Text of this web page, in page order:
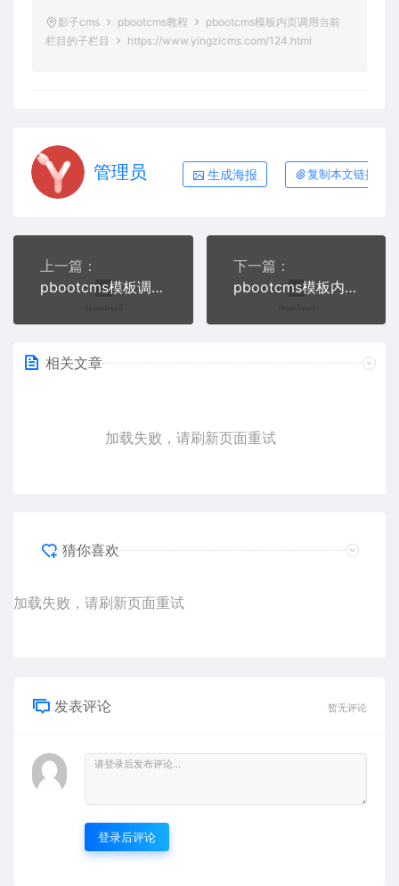
影子cms pbootcms教程
pbootcms模板内页调用当前
栏目的子栏目
https://www.yingzicms.com/124.html
管理员 生成海报 复制本文链接
上一篇：
pbootcms模板调用置顶文章
下一篇：
pbootcms模板内页子栏目当前栏目实现高亮显示
相关文章
加载失败，请刷新页面重试
猜你喜欢
加载失败，请刷新页面重试
发表评论 暂无评论
登录后评论